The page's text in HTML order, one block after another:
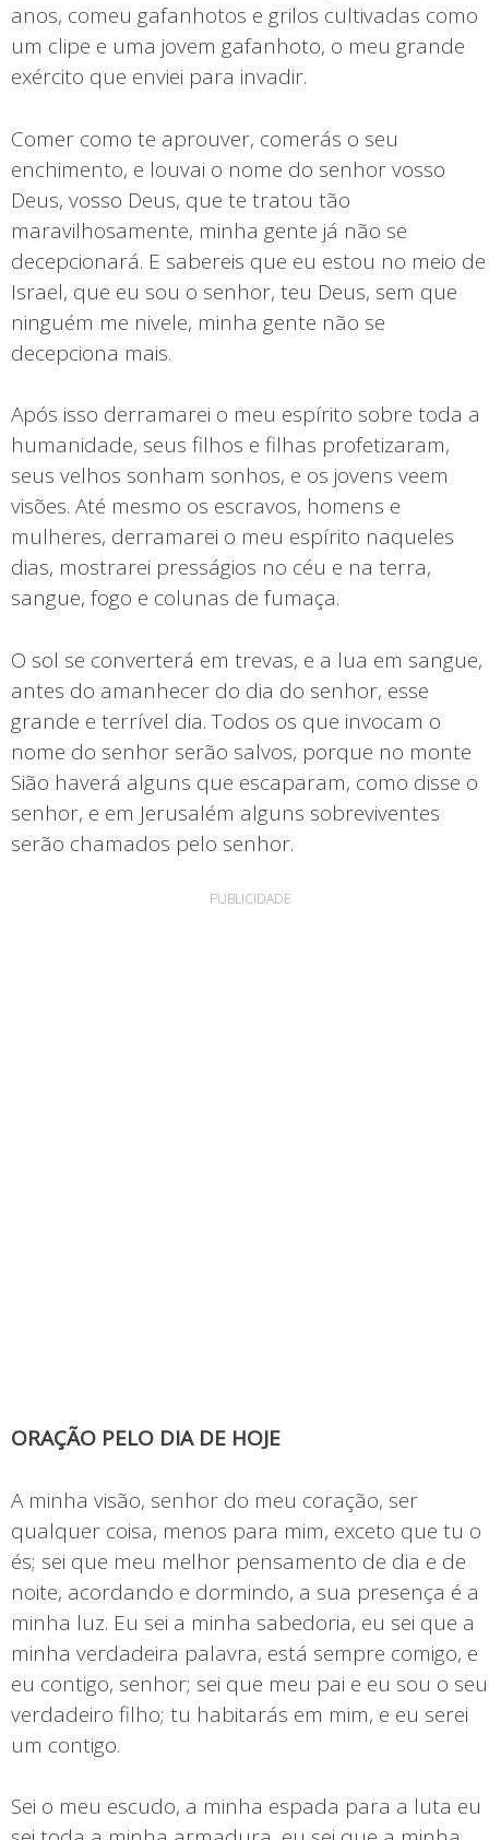
anos, comeu gafanhotos e grilos cultivadas como
um clipe e uma jovem gafanhoto, o meu grande
exército que enviei para invadir.
Comer como te aprouver, comerás o seu
enchimento, e louvai o nome do senhor vosso
Deus, vosso Deus, que te tratou tão
maravilhosamente, minha gente já não se
decepcionará. E sabereis que eu estou no meio de
Israel, que eu sou o senhor, teu Deus, sem que
ninguém me nivele, minha gente não se
decepciona mais.
Após isso derramarei o meu espírito sobre toda a
humanidade, seus filhos e filhas profetizaram,
seus velhos sonham sonhos, e os jovens veem
visões. Até mesmo os escravos, homens e
mulheres, derramarei o meu espírito naqueles
dias, mostrarei presságios no céu e na terra,
sangue, fogo e colunas de fumaça.
O sol se converterá em trevas, e a lua em sangue,
antes do amanhecer do dia do senhor, esse
grande e terrível dia. Todos os que invocam o
nome do senhor serão salvos, porque no monte
Sião haverá alguns que escaparam, como disse o
senhor, e em Jerusalém alguns sobreviventes
serão chamados pelo senhor.
PUBLICIDADE
ORAÇÃO PELO DIA DE HOJE
A minha visão, senhor do meu coração, ser
qualquer coisa, menos para mim, exceto que tu o
és; sei que meu melhor pensamento de dia e de
noite, acordando e dormindo, a sua presença é a
minha luz. Eu sei a minha sabedoria, eu sei que a
minha verdadeira palavra, está sempre comigo, e
eu contigo, senhor; sei que meu pai e eu sou o seu
verdadeiro filho; tu habitarás em mim, e eu serei
um contigo.
Sei o meu escudo, a minha espada para a luta eu